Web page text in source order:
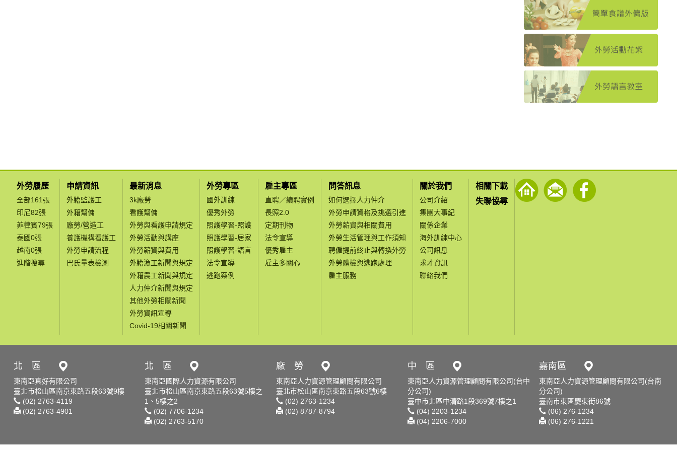
外勞履歷
全部161張
印尼82張
菲律賓79張
泰國0張
越南0張
進階搜尋
申請資訊
外籍監護工
外籍幫傭
廠勞/營造工
養護機構看護工
外勞申請流程
巴氏量表檢測
最新消息
3k廠勞
看護幫傭
外勞與看護申請規定
外勞活動與講座
外勞薪資與費用
外籍漁工新聞與規定
外籍農工新聞與規定
人力仲介新聞與規定
其他外勞相關新聞
外勞資訊宣導
Covid-19相關新聞
外勞專區
國外訓練
優秀外勞
照護學習-照護
照護學習-居家
照護學習-語言
法令宣導
逃跑案例
雇主專區
直聘／續聘實例
長照2.0
定期刊物
法令宣導
優秀雇主
雇主多關心
問答訊息
如何選擇人力仲介
外勞申請資格及挑選引進
外勞薪資與相關費用
外勞生活管理與工作須知
聘僱提前終止與轉換外勞
外勞體檢與逃跑處理
雇主服務
關於我們
公司介紹
集團大事紀
關係企業
海外訓練中心
公司訊息
求才資訊
聯絡我們
相關下載
失聯協尋
北 區
東南亞真好有限公司
臺北市松山區南京東路五段63號9樓
(02) 2763-4119
(02) 2763-4901
北 區
東南亞國際人力資源有限公司
臺北市松山區南京東路五段63號5樓之
1、5樓之2
(02) 7706-1234
(02) 2763-5170
廠 勞
東南亞人力資源管理顧問有限公司
臺北市松山區南京東路五段63號6樓
(02) 2763-1234
(02) 8787-8794
中 區
東南亞人力資源管理顧問有限公司(台中
分公司)
臺中市北區中清路1段369號7樓之1
(04) 2203-1234
(04) 2206-7000
嘉南區
東南亞人力資源管理顧問有限公司(台南
分公司)
臺南市東區慶東街86號
(06) 276-1234
(06) 276-1221